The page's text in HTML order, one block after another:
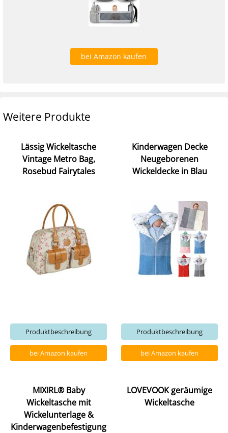
bei Amazon kaufen
Weitere Produkte
Lässig Wickeltasche
Vintage Metro Bag,
Rosebud Fairytales
Produktbeschreibung
bei Amazon kaufen
Kinderwagen Decke
Neugeborenen
Wickeldecke in Blau
Produktbeschreibung
bei Amazon kaufen
MIXIRL® Baby
Wickeltasche mit
Wickelunterlage &
Kinderwagenbefestigung
LOVEVOOK geräumige
Wickeltasche